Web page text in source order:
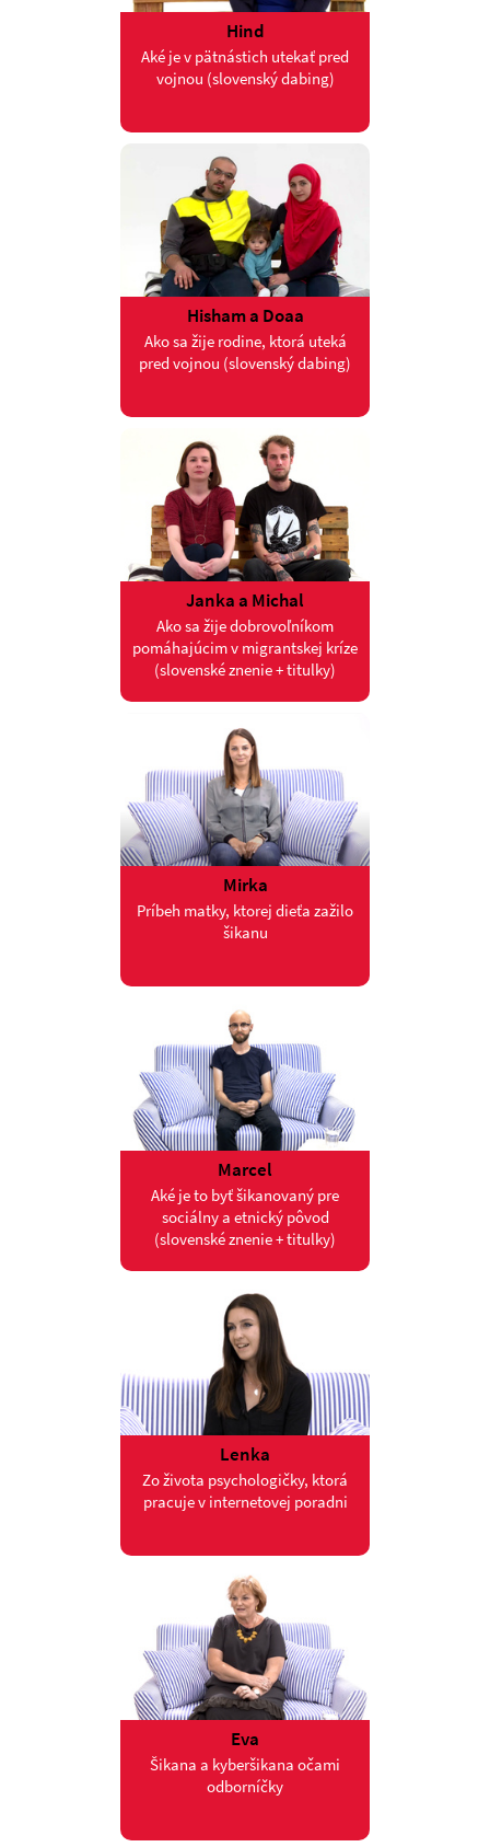
Hind
Aké je v pätnástich utekať pred
vojnou (slovenský dabing)
Hisham a Doaa
Ako sa žije rodine, ktorá uteká
pred vojnou (slovenský dabing)
Janka a Michal
Ako sa žije dobrovoľníkom
pomáhajúcim v migrantskej kríze
(slovenské znenie + titulky)
Mirka
Príbeh matky, ktorej dieťa zažilo
šikanu
Marcel
Aké je to byť šikanovaný pre
sociálny a etnický pôvod
(slovenské znenie + titulky)
Lenka
Zo života psychologičky, ktorá
pracuje v internetovej poradni
Eva
Šikana a kyberšikana očami
odborníčky